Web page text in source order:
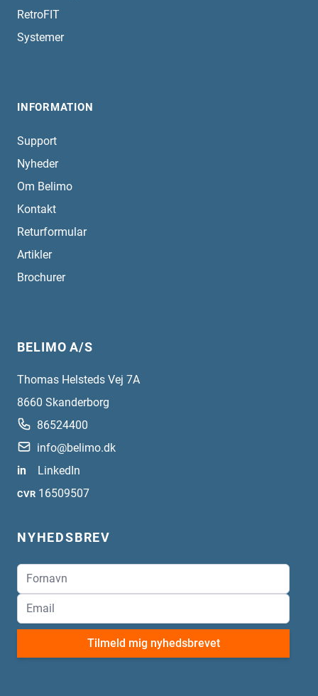
RetroFIT
Systemer
INFORMATION
Support
Nyheder
Om Belimo
Kontakt
Returformular
Artikler
Brochurer
BELIMO A/S
Thomas Helsteds Vej 7A
8660 Skanderborg
86524400
info@belimo.dk
in
LinkedIn
CVR 16509507
NYHEDSBREV
Tilmeld mig nyhedsbrevet